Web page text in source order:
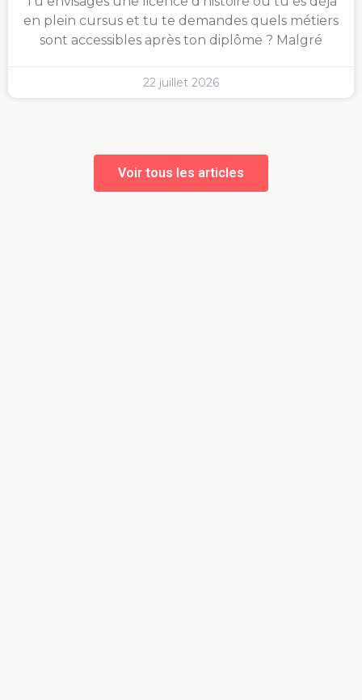
en plein cursus et tu te demandes quels métiers
sont accessibles après ton diplôme ? Malgré
22 juillet 2026
Voir tous les articles